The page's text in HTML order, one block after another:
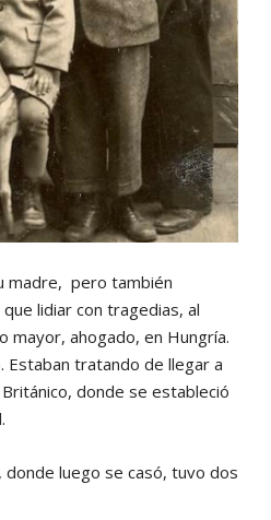
madre, pero también
lidiar con tragedias, al
mayor, ahogado, en Hungría.
Estaban tratando de llegar a
donde se estableció
donde luego se casó, tuvo dos